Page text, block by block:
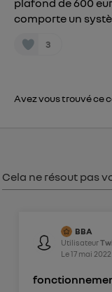
plafond de 600
comporte un
3
Avez vous trouvé ce
Cela ne résout pas
BBA
Utilisateur
Le17 mai 2022
consentement
") ou via la